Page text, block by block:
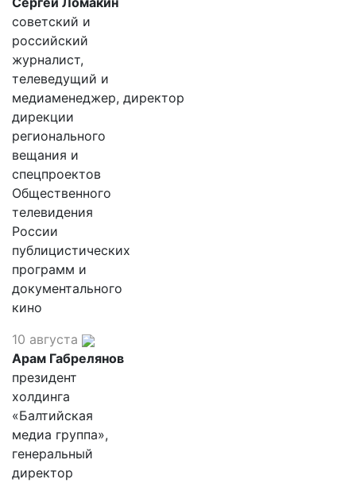
советский и
российский
журналист,
телеведущий и
медиаменеджер, директор
дирекции
регионального
вещания и
спецпроектов
Общественного
телевидения
России
публицистических
программ и
документального
кино
10 августа
Арам Габрелянов
президент
холдинга
«Балтийская
медиа группа»,
генеральный
директор